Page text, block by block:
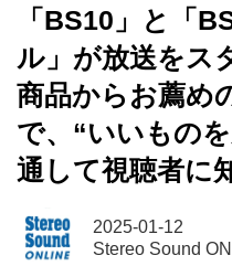
「BS10」と「
ル」が放送をス
商品からお薦め
で、“いいもの
通して視聴者に
2025-01-12
Stereo Sound